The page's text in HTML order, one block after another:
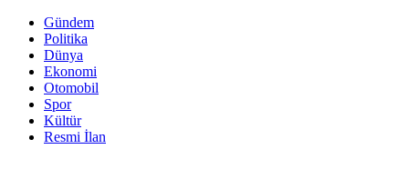
Gündem
Politika
Dünya
Ekonomi
Otomobil
Spor
Kültür
Resmi İlan